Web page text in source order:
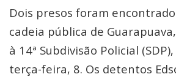
Dois presos foram
cadeia pública de
à 14ª Subdivisão Policial
terça-feira, 8. Os detentos